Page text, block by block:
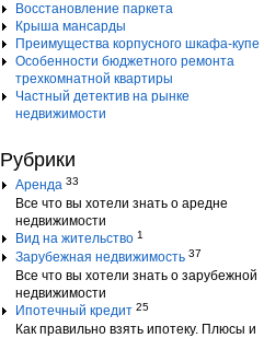
Восстановление паркета
Крыша мансарды
Преимущества корпусного шкафа-купе
Особенности бюджетного ремонта
трехкомнатной квартиры
Частный детектив на рынке
недвижимости
Рубрики
Аренда 33
Все что вы хотели знать о аредне
недвижимости
Вид на жительство 1
Зарубежная недвижимость 37
Все что вы хотели знать о зарубежной
недвижимости
Ипотечный кредит 25
Как правильно взять ипотеку. Плюсы и